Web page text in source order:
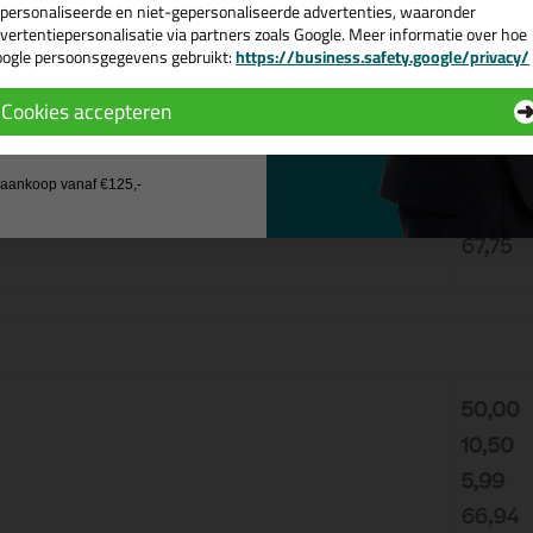
en niet-gepersonaliseerde advertenties, waaronder
via partners zoals Google. Meer informatie over hoe
persoonsgegevens gebruikt:https://business.safety.google/privacy/
Cookies accepteren
de actiecode ›
geen cadeau
vanaf €125,-